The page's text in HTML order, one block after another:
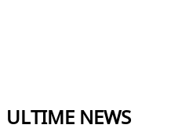
ULTIME NEWS